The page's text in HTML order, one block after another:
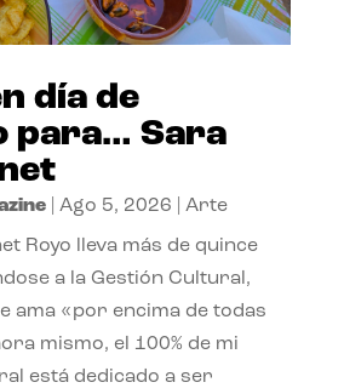
día de
para… Sara
| Ago 5, 2026 Arte
Royo lleva más de quince
a la Gestión Cultural,
ama «por encima de todas
mismo, el 100% de mi
está dedicado a ser